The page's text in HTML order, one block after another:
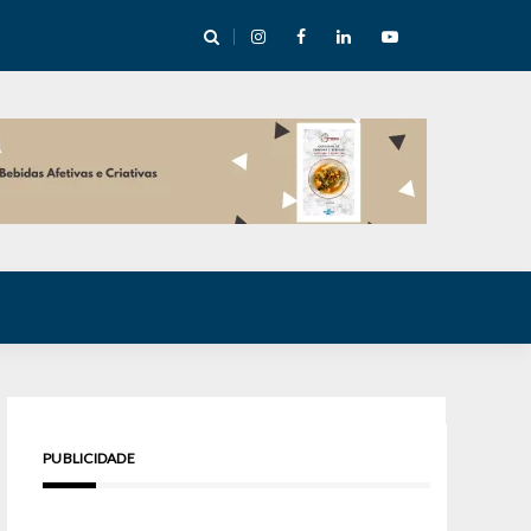
abre mentoria de storytelling com 10 vagas
PUBLICIDADE